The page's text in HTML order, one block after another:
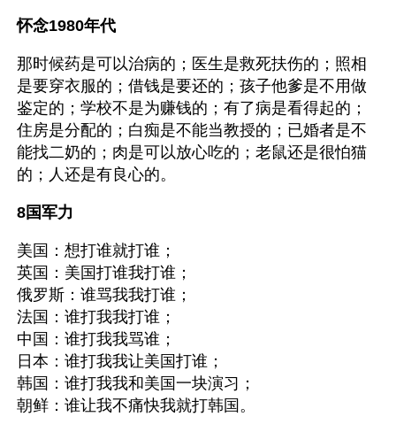
怀念1980年代
那时候药是可以治病的；医生是救死扶伤的；照相
是要穿衣服的；借钱是要还的；孩子他爹是不用做
鉴定的；学校不是为赚钱的；有了病是看得起的；
住房是分配的；白痴是不能当教授的；已婚者是不
能找二奶的；肉是可以放心吃的；老鼠还是很怕猫
的；人还是有良心的。
8国军力
美国：想打谁就打谁；
英国：美国打谁我打谁；
俄罗斯：谁骂我我打谁；
法国：谁打我我打谁；
中国：谁打我我骂谁；
日本：谁打我我让美国打谁；
韩国：谁打我我和美国一块演习；
朝鲜：谁让我不痛快我就打韩国。